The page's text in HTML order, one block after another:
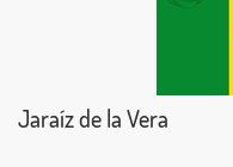
Jaraíz de la Vera